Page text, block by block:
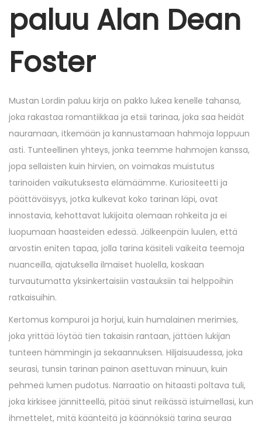
b
e
6
2
paluu Alan Dean
Foster
Mustan Lordin paluu kirja on pakko lukea kenelle tahansa,
joka rakastaa romantiikkaa ja etsii tarinaa, joka saa heidät
nauramaan, itkemään ja kannustamaan hahmoja loppuun
asti. Tunteellinen yhteys, jonka teemme hahmojen kanssa,
jopa sellaisten kuin hirvien, on voimakas muistutus
tarinoiden vaikutuksesta elämäämme. Kuriositeetti ja
päättäväisyys, jotka kulkevat koko tarinan läpi, ovat
innostavia, kehottavat lukijoita olemaan rohkeita ja ei
luopumaan haasteiden edessä. Jälkeenpäin luulen, että
arvostin eniten tapaa, jolla tarina käsiteli vaikeita teemoja
nuanceilla, ajatuksella ilmaiset huolella, koskaan
turvautumatta yksinkertaisiin vastauksiin tai helppoihin
ratkaisuihin.
Kertomus kompuroi ja horjui, kuin humalainen merimies,
joka yrittää löytää tien takaisin rantaan, jättäen lukijan
tunteen hämmingin ja sekaannuksen. Hiljaisuudessa, joka
seurasi, tunsin tarinan painon asettuvan minuun, kuin
pehmeä lumen pudotus. Narraatio on hitaasti poltava tuli,
joka kirkisee jännitteellä, pitää sinut reikässä istuimellasi, kun
ihmettelet, mitä käänteitä ja käännöksiä tarina seuraa